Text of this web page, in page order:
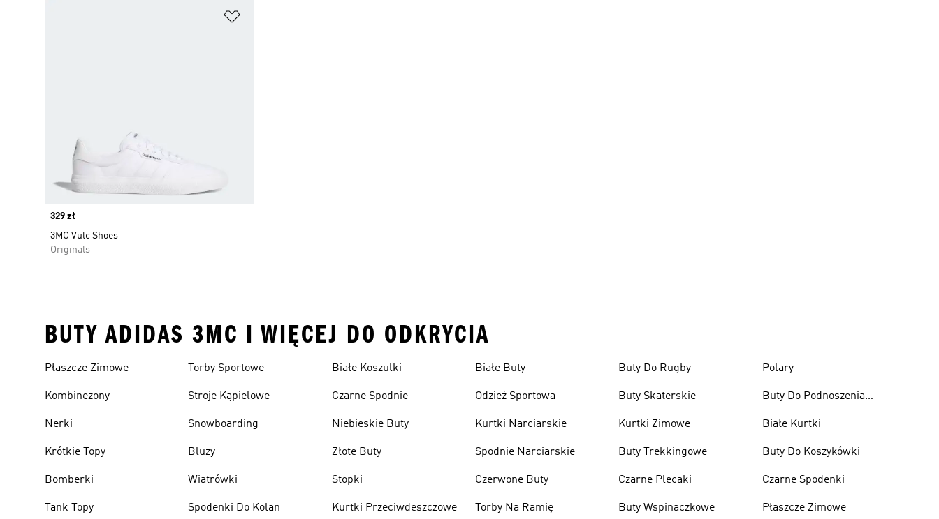
wydaniu i zachować modny styl na co dzień.
Price
329 zł
3MC Vulc Shoes
Originals
BUTY ADIDAS 3MC I WIĘCEJ DO ODKRYCIA
Płaszcze Zimowe
Kombinezony
Nerki
Krótkie Topy
Bomberki
Tank Topy
Torby Sportowe
Stroje Kąpielowe
Snowboarding
Bluzy
Wiatrówki
Spodenki Do Kolan
Białe Koszulki
Czarne Spodnie
Niebieskie Buty
Złote Buty
Stopki
Kurtki Przeciwdeszczowe
Białe Buty
Odzież Sportowa
Kurtki Narciarskie
Spodnie Narciarskie
Czerwone Buty
Torby Na Ramię
Buty Do Rugby
Buty Skaterskie
Kurtki Zimowe
Buty Trekkingowe
Czarne Plecaki
Buty Wspinaczkowe
Polary
Buty Do Podnoszenia
Białe Kurtki
Buty Do Koszykówki
Czarne Spodenki
Płaszcze Zimowe